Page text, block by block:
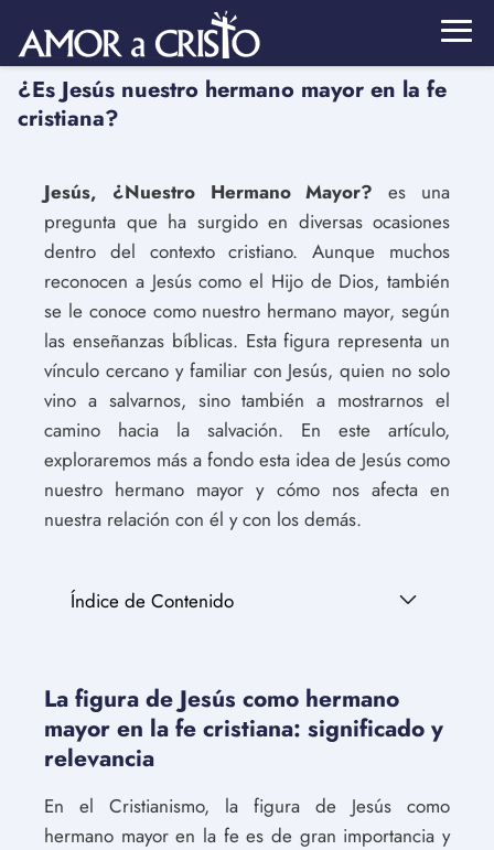
¿Es Jesús nuestro hermano mayor en la fe
cristiana?
Jesús, ¿Nuestro Hermano Mayor? es una
pregunta que ha surgido en diversas ocasiones
dentro del contexto cristiano. Aunque muchos
reconocen a Jesús como el Hijo de Dios, también
se le conoce como nuestro hermano mayor, según
las enseñanzas bíblicas. Esta figura representa un
vínculo cercano y familiar con Jesús, quien no solo
vino a salvarnos, sino también a mostrarnos el
camino hacia la salvación. En este artículo,
exploraremos más a fondo esta idea de Jesús como
nuestro hermano mayor y cómo nos afecta en
nuestra relación con él y con los demás.
Índice de Contenido
La figura de Jesús como hermano
mayor en la fe cristiana: significado y
relevancia
En el Cristianismo, la figura de Jesús como
hermano mayor en la fe es de gran importancia y